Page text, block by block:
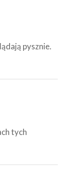
pysznie.
tych